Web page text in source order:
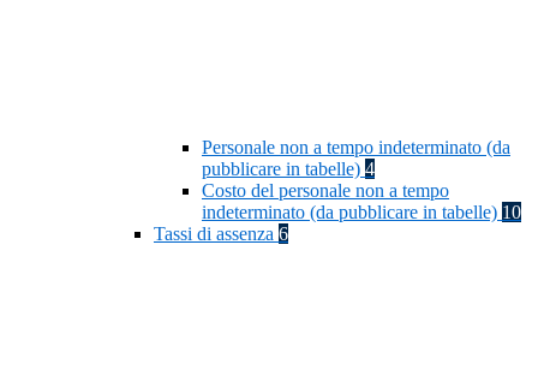
Personale non a tempo indeterminato (da
pubblicare in tabelle) 4
Costo del personale non a tempo
indeterminato (da pubblicare in tabelle) 10
Tassi di assenza 6